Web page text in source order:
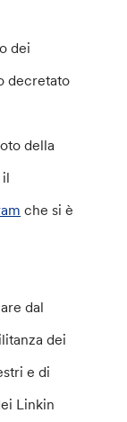
dei
decretato
della
che si è
dal
dei
e di
Linkin